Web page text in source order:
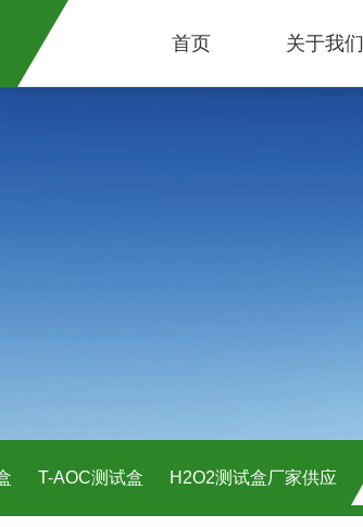
首页 关于我们
T-AOC测试盒 H2O2测试盒厂家供应